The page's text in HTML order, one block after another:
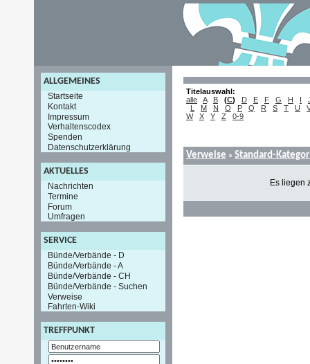
ALLGEMEINES
Startseite
Kontakt
Impressum
Verhaltenscodex
Spenden
Datenschutzerklärung
AKTUELLES
Nachrichten
Termine
Forum
Umfragen
SERVICE
Bünde/Verbände - D
Bünde/Verbände - A
Bünde/Verbände - CH
Bünde/Verbände - Suchen
Verweise
Fahrten-Wiki
TREFFPUNKT
Titelauswahl:
alle
A B (C) D E F G H I
L
M N O P Q R S T U
W
X Y Z 0-9
Verweise » Standard-
Es liegen